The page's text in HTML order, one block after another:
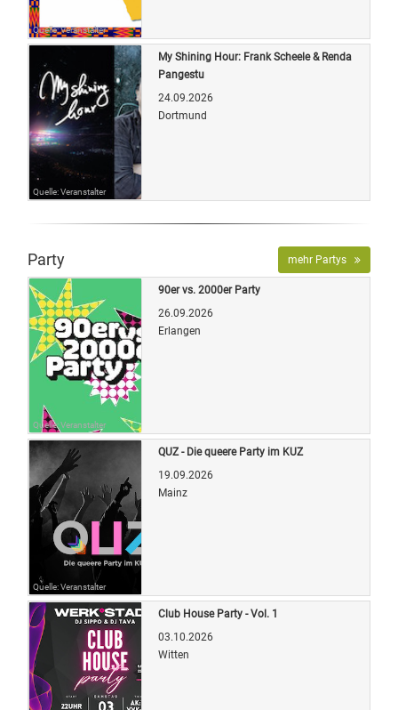
Quelle: Veranstalter
Quelle: Veranstalter
My Shining Hour: Frank Scheele & Renda
Pangestu
24.09.2026
Dortmund
Party mehr Partys
Quelle: Veranstalter
90er vs. 2000er Party
26.09.2026
Erlangen
Quelle: Veranstalter
QUZ - Die queere Party im KUZ
19.09.2026
Mainz
Club House Party - Vol. 1
03.10.2026
Witten